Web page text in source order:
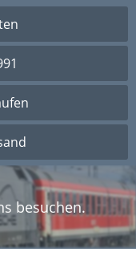
besuchen.
besuchen.